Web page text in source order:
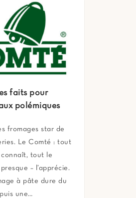
faits pour
polémiques
fromages star de
Le Comté : tout
connaît, tout le
– l’apprécie.
à pâte dure du
une…